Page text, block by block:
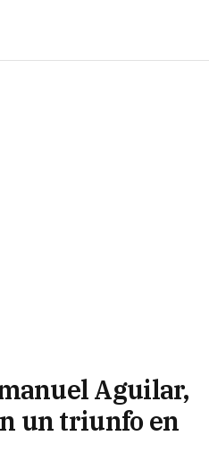
Aguilar,
un triunfo en